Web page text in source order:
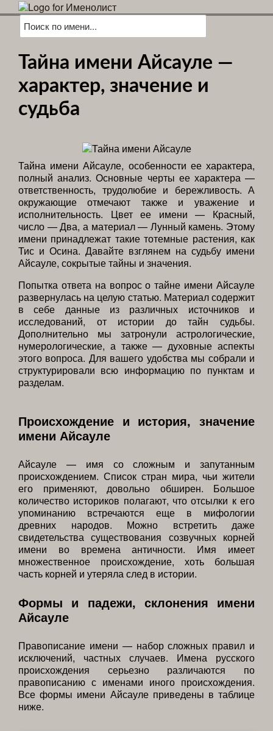
Тайна имени Айсауле —
характер, значение и
судьба
Тайна имени Айсауле, особенности ее характера,
полный анализ. Основные черты ее характера —
ответственность, трудолюбие и бережливость. А
окружающие отмечают также и уважение и
исполнительность. Цвет ее имени — Красный,
число — Два, а материал — Лунный камень. Этому
имени принадлежат такие тотемные растения, как
Тис и Осина. Давайте взглянем на судьбу имени
Айсауле, сокрытые тайны и значения.
Попытка ответа на вопрос о тайне имени Айсауле
развернулась на целую статью. Материал содержит
в себе данные из различных источников и
исследований, от истории до тайн судьбы.
Дополнительно мы затронули астрологические,
нумерологические, а также — духовные аспекты
этого вопроса. Для вашего удобства мы собрали и
структурировали всю информацию по пунктам и
разделам.
Происхождение и история, значение
имени Айсауле
Айсауле — имя со сложным и запутанным
происхождением. Список стран мира, чьи жители
его применяют, довольно обширен. Большое
количество историков полагают, что отсылки к его
упоминанию встречаются еще в мифологии
древних народов. Можно встретить даже
свидетельства существования созвучных корней
имени во времена античности. Имя имеет
множественное происхождение, хоть большая
часть корней и утеряла след в истории.
Формы и падежи, склонения имени
Айсауле
Правописание имени — набор сложных правил и
исключений, частных случаев. Имена русского
происхождения серьезно различаются по
правописанию с именами иного происхождения.
Все формы имени Айсауле приведены в таблице
ниже.